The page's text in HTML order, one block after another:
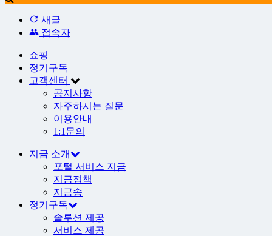
새글
접속자
쇼핑
정기구독
고객센터
공지사항
자주하시는 질문
이용안내
1:1문의
지금 소개
포털 서비스 지금
지금정책
지금송
정기구독
솔루션 제공
서비스 제공